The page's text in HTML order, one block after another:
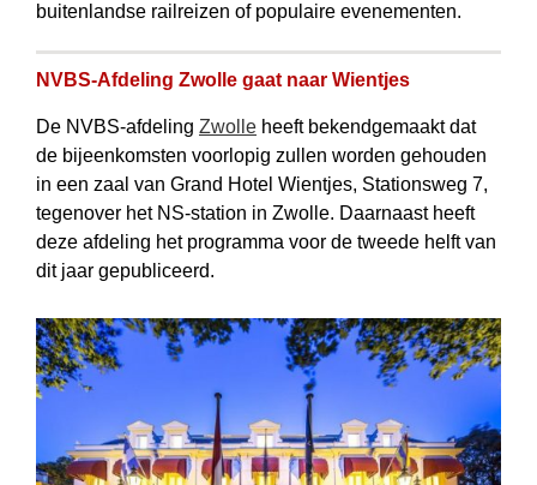
buitenlandse railreizen of populaire evenementen.
NVBS-Afdeling Zwolle gaat naar Wientjes
De NVBS-afdeling Zwolle heeft bekendgemaakt dat
de bijeenkomsten voorlopig zullen worden gehouden
in een zaal van Grand Hotel Wientjes, Stationsweg 7,
tegenover het NS-station in Zwolle. Daarnaast heeft
deze afdeling het programma voor de tweede helft van
dit jaar gepubliceerd.